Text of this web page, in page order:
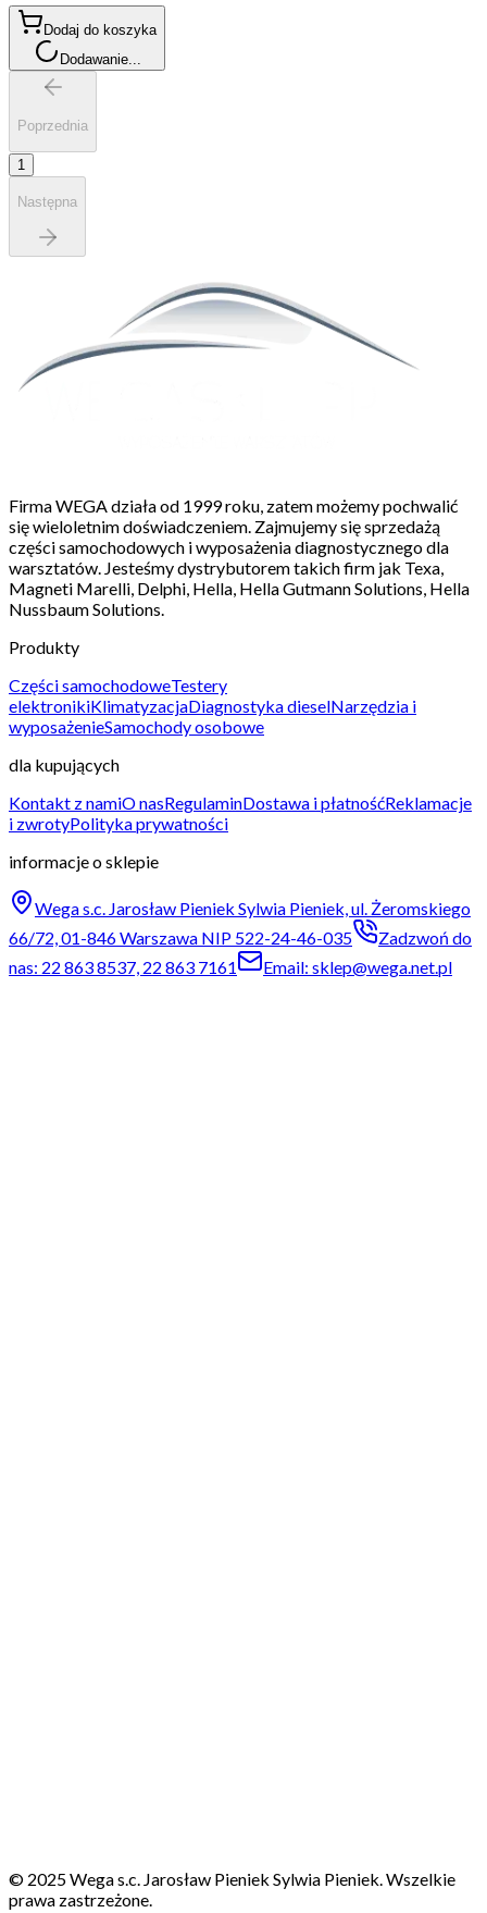
Dodaj do koszyka
Dodawanie...
Poprzednia
1
Następna
Firma WEGA działa od 1999 roku, zatem możemy pochwalić
się wieloletnim doświadczeniem. Zajmujemy się sprzedażą
części samochodowych i wyposażenia diagnostycznego dla
warsztatów. Jesteśmy dystrybutorem takich firm jak Texa,
Magneti Marelli, Delphi, Hella, Hella Gutmann Solutions, Hella
Nussbaum Solutions.
Produkty
Części samochodoweTestery
elektronikiKlimatyzacjaDiagnostyka dieselNarzędzia i
wyposażenieSamochody osobowe
dla kupujących
Kontakt z namiO nasRegulaminDostawa i płatnośćReklamacje
i zwrotyPolityka prywatności
informacje o sklepie
Wega s.c. Jarosław Pieniek Sylwia Pieniek, ul. Żeromskiego
66/72, 01-846 Warszawa NIP 522-24-46-035
Zadzwoń do
nas: 22 863 8537, 22 863 7161
Email: sklep@wega.net.pl
© 2025 Wega s.c. Jarosław Pieniek Sylwia Pieniek. Wszelkie
prawa zastrzeżone.